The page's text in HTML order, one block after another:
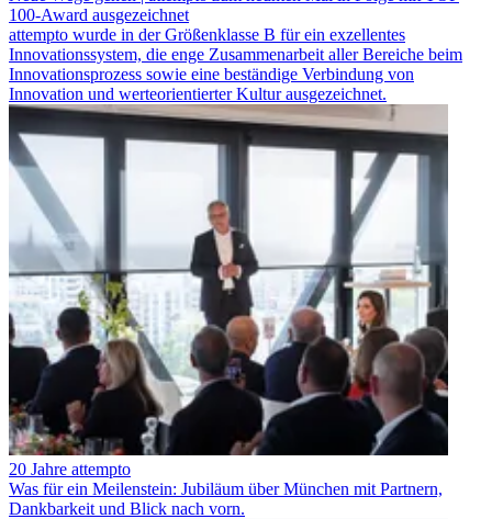
100-Award ausgezeichnet
attempto wurde in der Größenklasse B für ein exzellentes
Innovationssystem, die enge Zusammenarbeit aller Bereiche beim
Innovationsprozess sowie eine beständige Verbindung von
Innovation und werteorientierter Kultur ausgezeichnet.
20 Jahre attempto
Was für ein Meilenstein: Jubiläum über München mit Partnern,
Dankbarkeit und Blick nach vorn.